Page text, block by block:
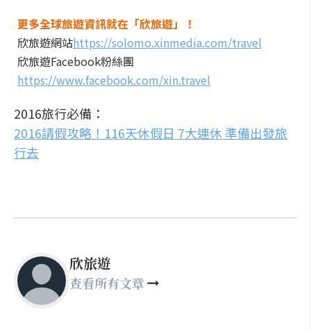
更多全球旅遊資訊就在「欣旅遊」！
欣旅遊網站https://solomo.xinmedia.com/travel
欣旅遊Facebook粉絲團
https://www.facebook.com/xin.travel
2016旅行必備：
2016請假攻略！116天休假日 7大連休 準備出發旅
行去
欣旅遊
查看所有文章